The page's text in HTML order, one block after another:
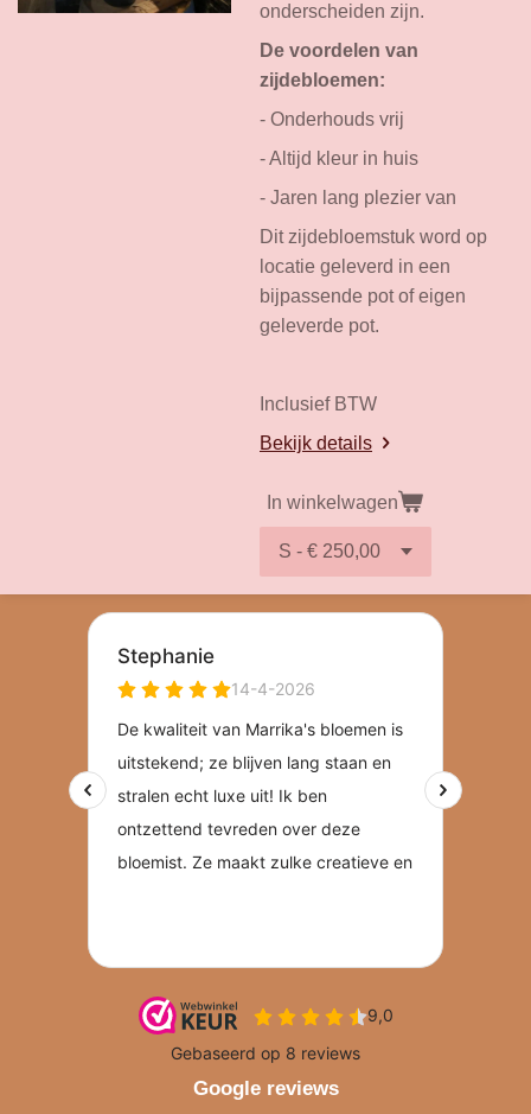
onderscheiden zijn.
De voordelen van
zijdebloemen:
- Onderhouds vrij
- Altijd kleur in huis
- Jaren lang plezier van
Dit zijdebloemstuk word op
locatie geleverd in een
bijpassende pot of eigen
geleverde pot.
Inclusief BTW
Bekijk details
In winkelwagen
Google reviews